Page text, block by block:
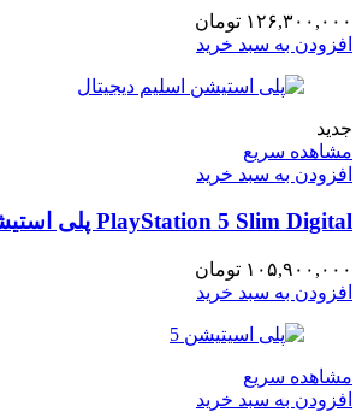
۱۲۶,۳۰۰,۰۰۰ تومان
افزودن به سبد خرید
جدید
مشاهده سریع
افزودن به سبد خرید
PlayStation 5 Slim Digital پلی استیشن اسلیم 5 دیجیتال
۱۰۵,۹۰۰,۰۰۰ تومان
افزودن به سبد خرید
مشاهده سریع
افزودن به سبد خرید